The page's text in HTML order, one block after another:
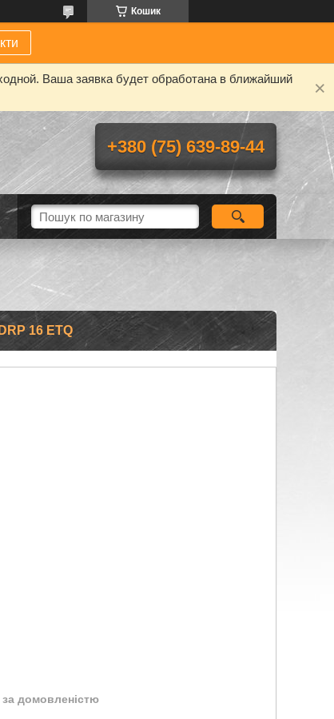
Кошик
Ваша заявка будет обработана в ближайший
+380 (75) 639-89-44
16 ETQ
за домовленістю